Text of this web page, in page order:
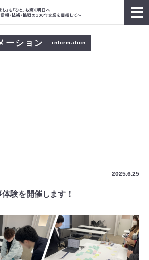
ーション information
2025.6.25
験を開催します！